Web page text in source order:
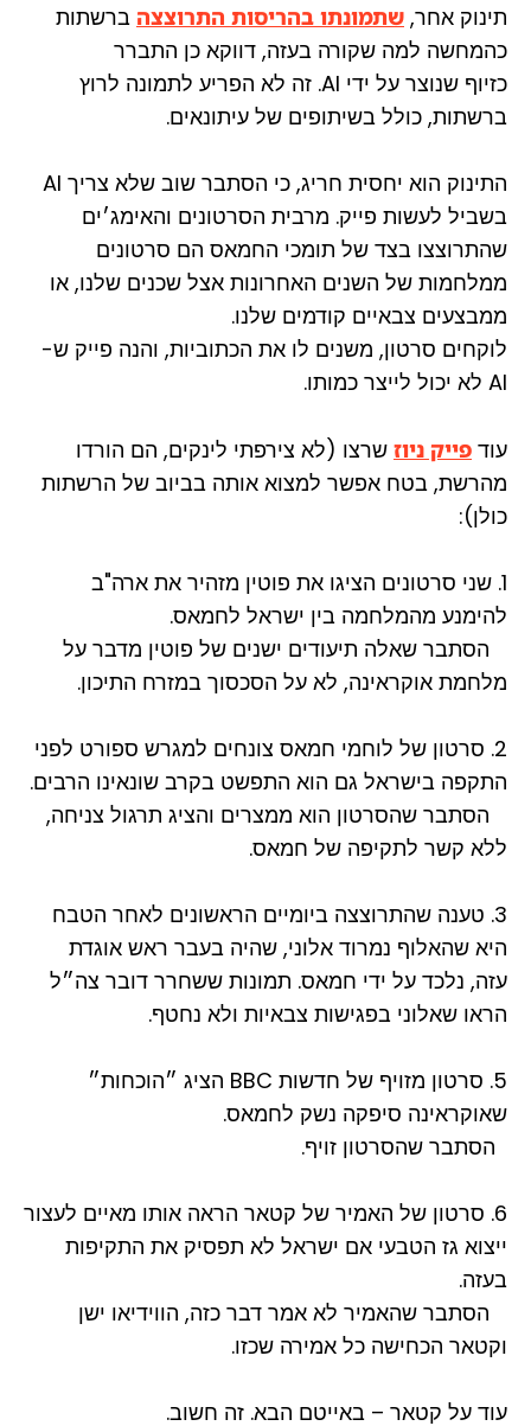
תינוק אחר, שתמונתו בהריסות התרוצצה ברשתות
כהמחשה למה שקורה בעזה, דווקא כן התברר
כזיוף שנוצר על ידי AI. זה לא הפריע לתמונה לרוץ
ברשתות, כולל בשיתופים של עיתונאים.
התינוק הוא יחסית חריג, כי הסתבר שוב שלא צריך AI
בשביל לעשות פייק. מרבית הסרטונים והאימג׳ים
שהתרוצצו בצד של תומכי החמאס הם סרטונים
ממלחמות של השנים האחרונות אצל שכנים שלנו, או
ממבצעים צבאיים קודמים שלנו.
לוקחים סרטון, משנים לו את הכתוביות, והנה פייק ש-
AI לא יכול לייצר כמותו.
עוד פייק ניוז שרצו (לא צירפתי לינקים, הם הורדו
מהרשת, בטח אפשר למצוא אותה בביוב של הרשתות
כולן):
1. שני סרטונים הציגו את פוטין מזהיר את ארה"ב
להימנע מהמלחמה בין ישראל לחמאס.
הסתבר שאלה תיעודים ישנים של פוטין מדבר על
מלחמת אוקראינה, לא על הסכסוך במזרח התיכון.
2. סרטון של לוחמי חמאס צונחים למגרש ספורט לפני
התקפה בישראל גם הוא התפשט בקרב שונאינו הרבים.
הסתבר שהסרטון הוא ממצרים והציג תרגול צניחה,
ללא קשר לתקיפה של חמאס.
3. טענה שהתרוצצה ביומיים הראשונים לאחר הטבח
היא שהאלוף נמרוד אלוני, שהיה בעבר ראש אוגדת
עזה, נלכד על ידי חמאס. תמונות ששחרר דובר צה״ל
הראו שאלוני בפגישות צבאיות ולא נחטף.
5. סרטון מזויף של חדשות BBC הציג ״הוכחות״
שאוקראינה סיפקה נשק לחמאס.
הסתבר שהסרטון זויף.
6. סרטון של האמיר של קטאר הראה אותו מאיים לעצור
ייצוא גז הטבעי אם ישראל לא תפסיק את התקיפות
בעזה.
הסתבר שהאמיר לא אמר דבר כזה, הווידיאו ישן
וקטאר הכחישה כל אמירה שכזו.
עוד על קטאר – באייטם הבא. זה חשוב.